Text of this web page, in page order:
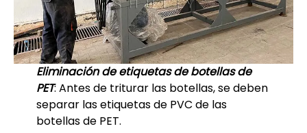
Eliminación de etiquetas de botellas de
PET: Antes de triturar las botellas, se deben
separar las etiquetas de PVC de las
botellas de PET.